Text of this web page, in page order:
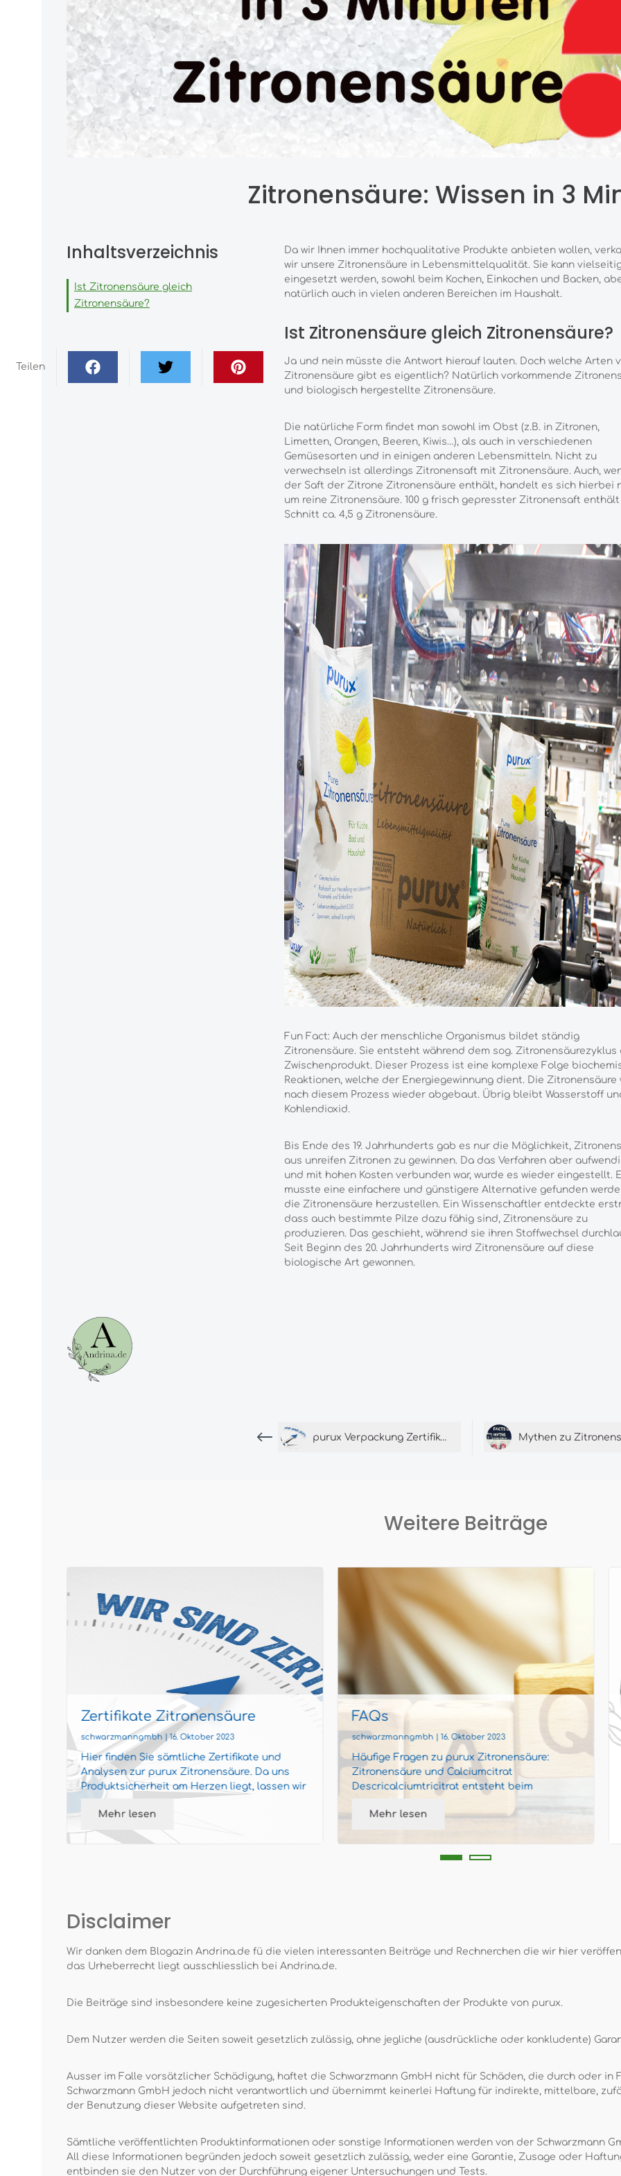
Zitronensäure: Wissen in 3
Inhaltsverzeichnis
Ist Zitronensäure gleich
Zitronensäure?
Teilen
Da wir Ihnen immer hochqualitative Produkte anbieten wollen,
wir unsere Zitronensäure in Lebensmittelqualität. Sie kann
eingesetzt werden, sowohl beim Kochen, Einkochen und Backen,
natürlich auch in vielen anderen Bereichen im Haushalt.
Ist Zitronensäure gleich Zitronensäure?
Ja und nein müsste die Antwort hierauf lauten. Doch welche Arten
Zitronensäure gibt es eigentlich? Natürlich vorkommende
und biologisch hergestellte Zitronensäure.
Die natürliche Form findet man sowohl im Obst (z.B. in Zitronen,
Limetten, Orangen, Beeren, Kiwis…), als auch in verschiedenen
Gemüsesorten und in einigen anderen Lebensmitteln. Nicht zu
verwechseln ist allerdings Zitronensaft mit Zitronensäure. Auch,
der Saft der Zitrone Zitronensäure enthält, handelt es sich hierbei
um reine Zitronensäure. 100 g frisch gepresster Zitronensaft enthält
Schnitt ca. 4,5 g Zitronensäure.
Fun Fact: Auch der menschliche Organismus bildet ständig
Zitronensäure. Sie entsteht während dem sog. Zitronensäurezyklus
Zwischenprodukt. Dieser Prozess ist eine komplexe Folge
Reaktionen, welche der Energiegewinnung dient. Die Zitronensäure
nach diesem Prozess wieder abgebaut. Übrig bleibt Wasserstoff
Kohlendioxid.
Bis Ende des 19. Jahrhunderts gab es nur die Möglichkeit,
aus unreifen Zitronen zu gewinnen. Da das Verfahren aber
und mit hohen Kosten verbunden war, wurde es wieder eingestellt.
musste eine einfachere und günstigere Alternative gefunden
die Zitronensäure herzustellen. Ein Wissenschaftler entdeckte
dass auch bestimmte Pilze dazu fähig sind, Zitronensäure zu
produzieren. Das geschieht, während sie ihren Stoffwechsel
Seit Beginn des 20. Jahrhunderts wird Zitronensäure auf diese
biologische Art gewonnen.
purux Verpackung Zertifikate Mythen zu
Weitere Beiträge
Zertifikate Zitronensäure
schwarzmanngmbh | 16. Oktober 2023
Hier finden Sie sämtliche Zertifikate und
Analysen zur purux Zitronensäure. Da uns
Produktsicherheit am Herzen liegt, lassen wir
unsere Produkte regel...
Mehr lesen
FAQs
schwarzmanngmbh | 16. Oktober 2023
Häufige Fragen zu purux Zitronensäure:
Zitronensäure und Calciumcitrat
Descricalciumtricitrat entsteht beim
entkalken mit Zitronensäure aus Kalk (Calc...
Mehr lesen
Disclaimer
Wir danken dem Blogazin Andrina.de fü die vielen interessanten Beiträge und Rechnerchen die wir hier
das Urheberrecht liegt ausschliesslich bei Andrina.de.
Die Beiträge sind insbesondere keine zugesicherten Produkteigenschaften der Produkte von purux.
Dem Nutzer werden die Seiten soweit gesetzlich zulässig, ohne jegliche (ausdrückliche oder konkludente)
Ausser im Falle vorsätzlicher Schädigung, haftet die Schwarzmann GmbH nicht für Schäden, die durch oder
Schwarzmann GmbH jedoch nicht verantwortlich und übernimmt keinerlei Haftung für indirekte, mittelbare,
der Benutzung dieser Website aufgetreten sind.
Sämtliche veröffentlichten Produktinformationen oder sonstige Informationen werden von der Schwarzmann
All diese Informationen begründen jedoch soweit gesetzlich zulässig, weder eine Garantie, Zusage oder
entbinden sie den Nutzer von der Durchführung eigener Untersuchungen und Tests.